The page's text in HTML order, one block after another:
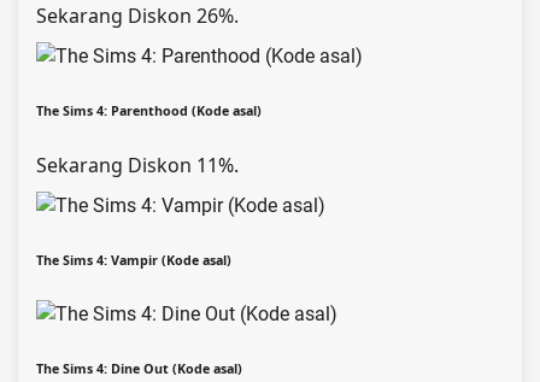
Sekarang Diskon 26%.
The Sims 4: Parenthood (Kode asal)
Sekarang Diskon 11%.
The Sims 4: Vampir (Kode asal)
The Sims 4: Dine Out (Kode asal)